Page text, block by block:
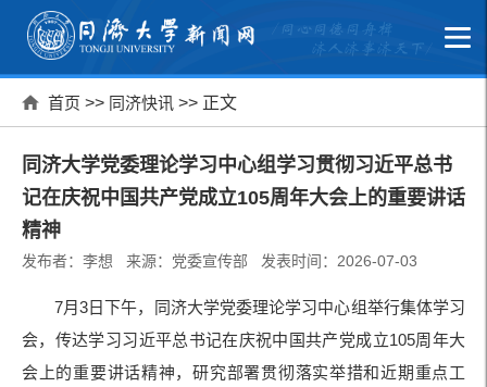
首页 >> 同济快讯 >> 正文
同济大学党委理论学习中心组学习贯彻习近平总书
记在庆祝中国共产党成立105周年大会上的重要讲话
精神
发布者：李想 来源：党委宣传部 发表时间：2026-07-03
7月3日下午，同济大学党委理论学习中心组举行集体学习
会，传达学习习近平总书记在庆祝中国共产党成立105周年大
会上的重要讲话精神，研究部署贯彻落实举措和近期重点工